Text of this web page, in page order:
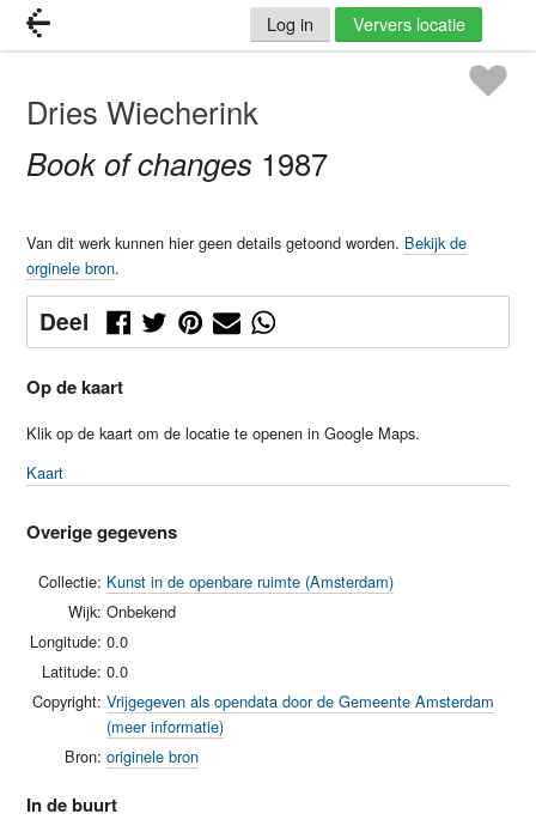
Log in Ververs locatie
Dries Wiecherink
Book of changes 1987
Van dit werk kunnen hier geen details getoond worden. Bekijk de
orginele bron.
Deel
Op de kaart
Klik op de kaart om de locatie te openen in Google Maps.
Kaart
Overige gegevens
Collectie: Kunst in de openbare ruimte (Amsterdam)
Wijk: Onbekend
Longitude: 0.0
Latitude: 0.0
Copyright: Vrijgegeven als opendata door de Gemeente Amsterdam
(meer informatie)
Bron: originele bron
In de buurt